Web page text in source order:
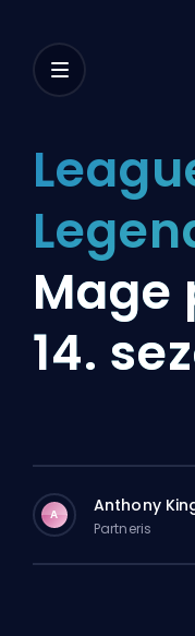
Mage
14.
A Anthony
Partneris